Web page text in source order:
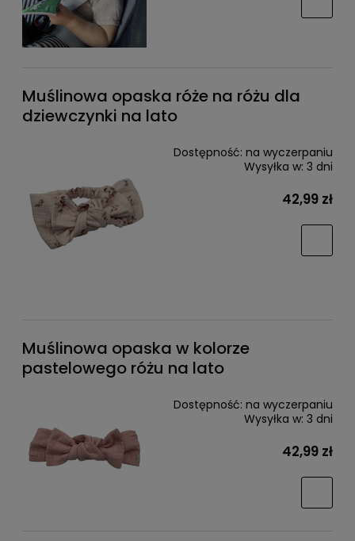
Muślinowa opaska róże na różu dla
dziewczynki na lato
Dostępność: na wyczerpaniu
Wysyłka w: 3 dni
42,99 zł
Muślinowa opaska w kolorze
pastelowego różu na lato
Dostępność: na wyczerpaniu
Wysyłka w: 3 dni
42,99 zł